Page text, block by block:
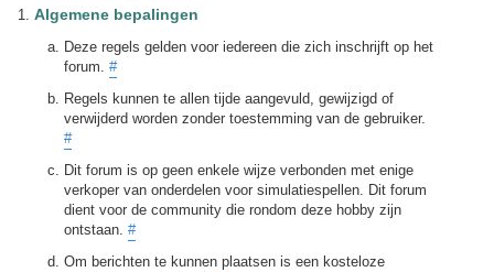
Algemene bepalingen
Deze regels gelden voor iedereen die zich inschrijft op het
forum. #
Regels kunnen te allen tijde aangevuld, gewijzigd of
verwijderd worden zonder toestemming van de gebruiker.
#
Dit forum is op geen enkele wijze verbonden met enige
verkoper van onderdelen voor simulatiespellen. Dit forum
dient voor de community die rondom deze hobby zijn
ontstaan. #
Om berichten te kunnen plaatsen is een kosteloze